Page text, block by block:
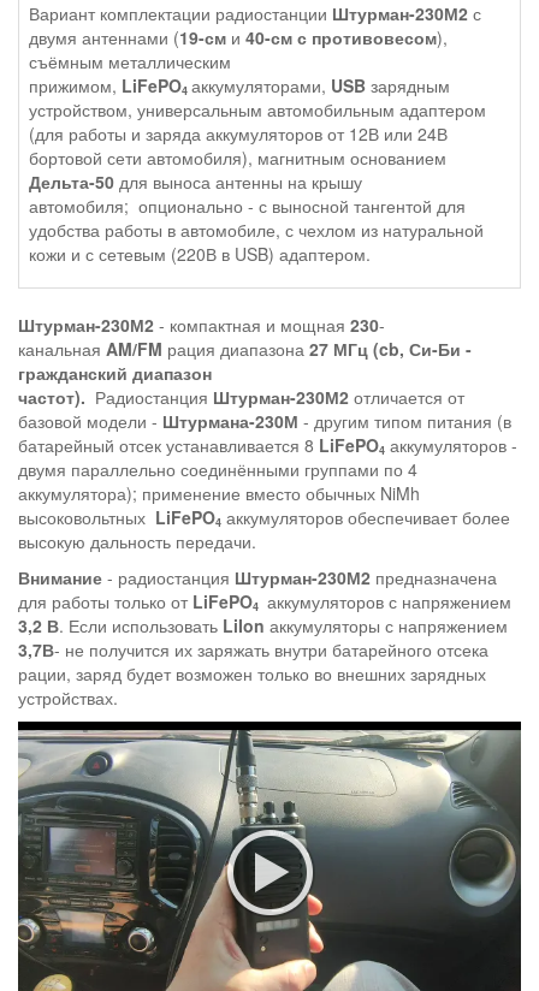
Вариант комплектации радиостанции Штурман-230М2 с
двумя антеннами (19-см и 40-см с противовесом),
съёмным металлическим
прижимом, LiFePO4 аккумуляторами, USB зарядным
устройством, универсальным автомобильным адаптером
(для работы и заряда аккумуляторов от 12В или 24В
бортовой сети автомобиля), магнитным основанием
Дельта-50 для выноса антенны на крышу
автомобиля; опционально - с выносной тангентой для
удобства работы в автомобиле, с чехлом из натуральной
кожи и с сетевым (220В в USB) адаптером.
Штурман-230М2 - компактная и мощная 230-
канальная AM/FM рация диапазона 27 МГц (cb, Си-Би -
гражданский диапазон
частот). Радиостанция Штурман-230М2 отличается от
базовой модели - Штурмана-230М - другим типом питания (в
батарейный отсек устанавливается 8 LiFePO4 аккумуляторов -
двумя параллельно соединёнными группами по 4
аккумулятора); применение вместо обычных NiMh
высоковольтных LiFePO4 аккумуляторов обеспечивает более
высокую дальность передачи.
Внимание - радиостанция Штурман-230М2 предназначена
для работы только от LiFePO4 аккумуляторов с напряжением
3,2 В. Если использовать LiIon аккумуляторы с напряжением
3,7В- не получится их заряжать внутри батарейного отсека
рации, заряд будет возможен только во внешних зарядных
устройствах.